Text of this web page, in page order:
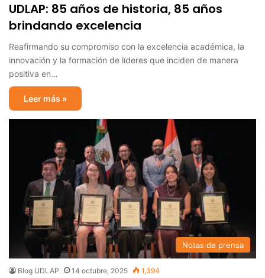
UDLAP: 85 años de historia, 85 años
brindando excelencia
Reafirmando su compromiso con la excelencia académica, la
innovación y la formación de líderes que inciden de manera
positiva en…
Leer más »
Notas de prensa
Blog UDLAP 14 octubre, 2025 1,394